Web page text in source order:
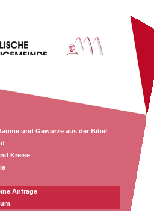
und Gewürze aus der Bibel
Kreise
Anfrage